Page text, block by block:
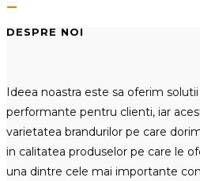
DESPRE NOI
Ideea noastra este sa oferim
performante pentru clienti, iar
varietatea brandurilor pe care
in calitatea produselor pe care le
una dintre cele mai importante